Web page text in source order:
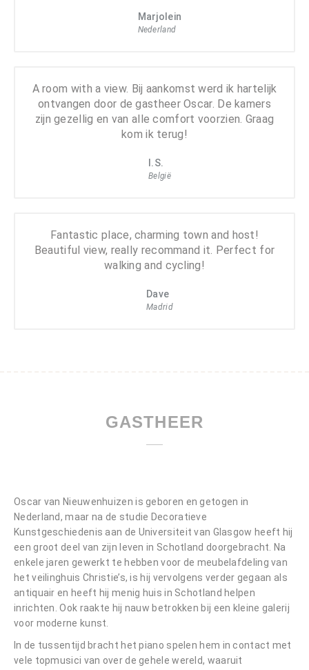
Marjolein
Nederland
A room with a view. Bij aankomst werd ik hartelijk
ontvangen door de gastheer Oscar. De kamers
zijn gezellig en van alle comfort voorzien. Graag
kom ik terug!
I.S.
België
Fantastic place, charming town and host!
Beautiful view, really recommand it. Perfect for
walking and cycling!
Dave
Madrid
GASTHEER
Oscar van Nieuwenhuizen is geboren en getogen in
Nederland, maar na de studie Decoratieve
Kunstgeschiedenis aan de Universiteit van Glasgow heeft hij
een groot deel van zijn leven in Schotland doorgebracht. Na
enkele jaren gewerkt te hebben voor de meubelafdeling van
het veilinghuis Christie’s, is hij vervolgens verder gegaan als
antiquair en heeft hij menig huis in Schotland helpen
inrichten. Ook raakte hij nauw betrokken bij een kleine galerij
voor moderne kunst.
In de tussentijd bracht het piano spelen hem in contact met
vele topmusici van over de gehele wereld, waaruit